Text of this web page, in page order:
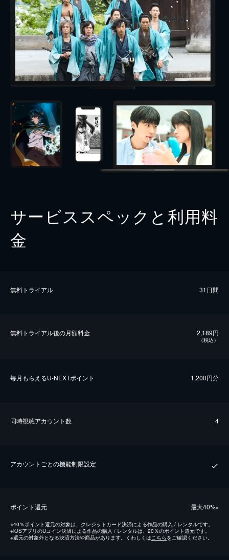
サービススペックと利用料
金
無料トライアル 31日間
無料トライアル後の⽉額料金 2,189円
（税込）
毎⽉もらえるU-NEXTポイント 1,200円分
同時視聴アカウント数 4
アカウントごとの機能制限設定
ポイント還元 最⼤40%※
※40％ポイント還元の対象は、クレジットカード決済による作品の購入 / レンタルです。
※iOSアプリのUコイン決済による作品の購入 / レンタルは、20％のポイント還元です。
※還元の対象外となる決済方法や商品があります。くわしくはこちらをご確認ください。